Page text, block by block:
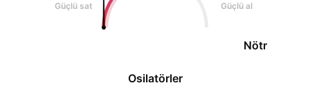
Osilatörler
Güçlü sat Güçlü al
Nötr